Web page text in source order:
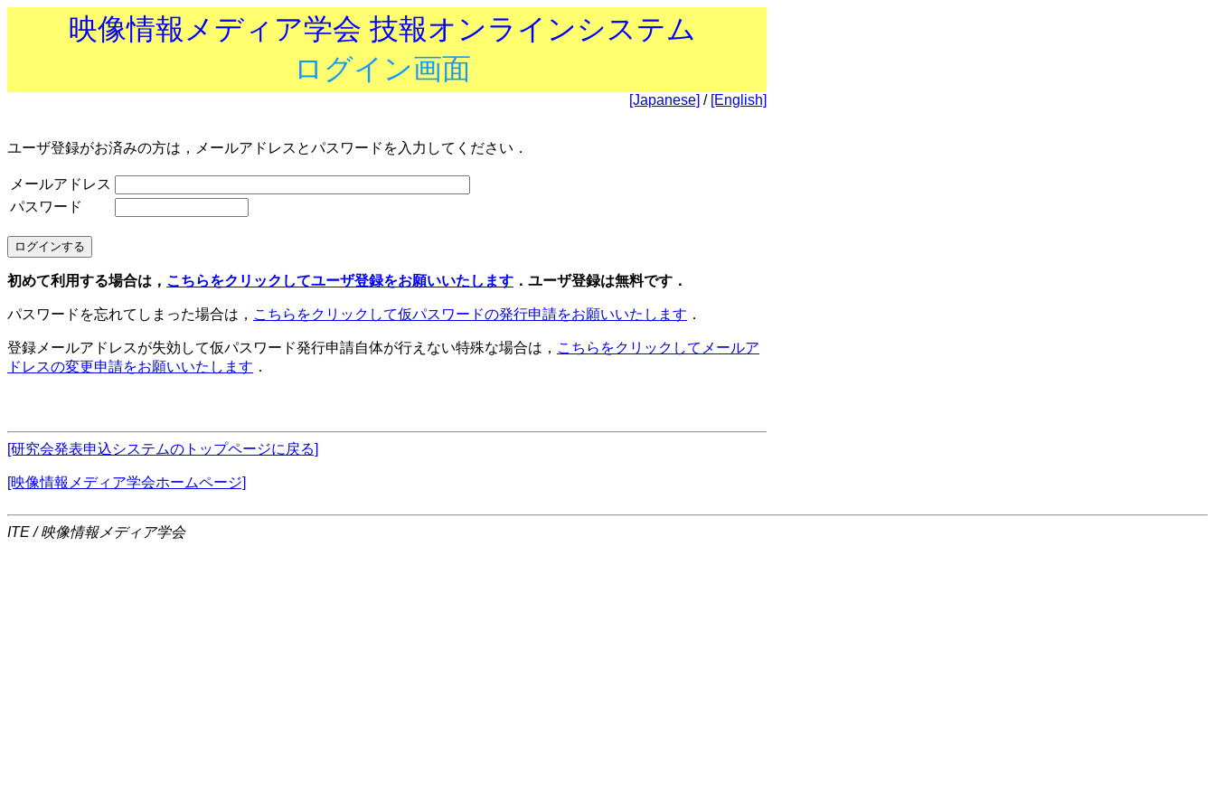
映像情報メディア学会 技報オンラインシステム
ログイン画面
[Japanese] / [English]
ユーザ登録がお済みの方は，メールアドレスとパスワードを入力してください．
メールアドレス
パスワード
初めて利用する場合は， こちらをクリックしてユーザ登録をお願いいたします ．ユーザ登録は無料です．
パスワードを忘れてしまった場合は， こちらをクリックして仮パスワードの発行申請をお願いいたします ．
登録メールアドレスが失効して仮パスワード発行申請自体が行えない特殊な場合は， こちらをクリックしてメールア
ドレスの変更申請をお願いいたします ．
[研究会発表申込システムのトップページに戻る]
[映像情報メディア学会ホームページ]
ITE / 映像情報メディア学会